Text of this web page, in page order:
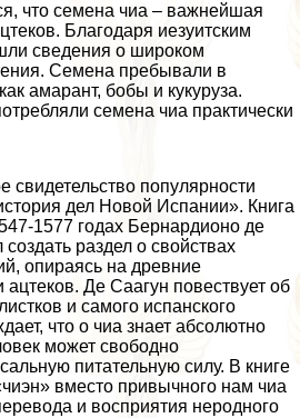
что семена чиа – важнейшая
Благодаря иезуитским
сведения о широком
Семена пребывали в
амарант, бобы и кукуруза.
семена чиа пpaктически
свидетельство популярности
дел Новой Испании». Книга
1577 годах Бернардионо де
раздел о свойствах
опираясь на древние
Де Саагун повествует об
и самого испанского
что о чиа знает абсолютно
может свободно
питательную силу. В книге
вместо привычного нам чиа
и восприятия неродного